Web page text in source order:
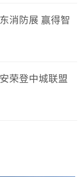
消防展 赢得智
荣登中城联盟
合作平台